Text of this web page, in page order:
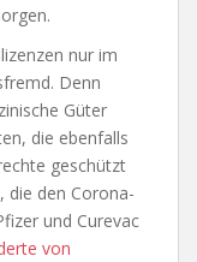
nur im
Denn
Güter
die ebenfalls
geschützt
die den Corona-
und Curevac
von